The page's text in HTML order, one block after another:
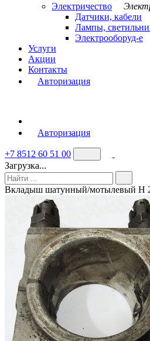
Электричество
Датчики, кабели
Лампы,
Электрооборуд-е
Услуги
Акции
Контакты
Авторизация
Авторизация
+7 8512 60 51 00
Загрузка...
Вкладыш шатунный/мотылевый Н